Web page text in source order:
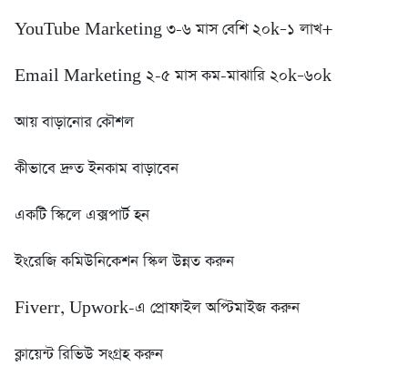
YouTube Marketing ৩-৬ মাস বেশি ২০k–১ লাখ+
Email Marketing ২-৫ মাস কম-মাঝারি ২০k–৬০k
আয় বাড়ানোর কৌশল
কীভাবে দ্রুত ইনকাম বাড়াবেন
একটি স্কিলে এক্সপার্ট হন
ইংরেজি কমিউনিকেশন স্কিল উন্নত করুন
Fiverr, Upwork-এ প্রোফাইল অপ্টিমাইজ করুন
ক্লায়েন্ট রিভিউ সংগ্রহ করুন